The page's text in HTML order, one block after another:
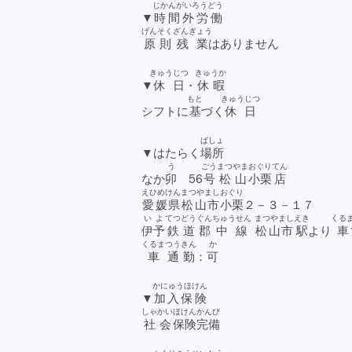
▼ 時間外労働
じかんがいろうどう
原則
げんそく
残業
ざんぎょう
はありません
▼休日
きゅうじつ
・ 休暇
きゅうか
シフトに基
もと
づく休日
きゅうじつ
▼はたらく場所
ばしょ
なか卯
う
56号
ごう
松山
まつやま
小栗
おぐり
店
てん
愛媛県
えひめけん
松山市
まつやまし
小栗
おぐり
２－３－１７
伊予
いよ
鉄道
てつどう
郡
ぐん
中線
ちゅうせん
松山市
まつやまし
駅
えき
より 車
くるま
車
くるま
通勤
つうきん
：可
か
▼ 加入保険
かにゅうほけん
社会
しゃかい
保険
ほけん
完備
かんび